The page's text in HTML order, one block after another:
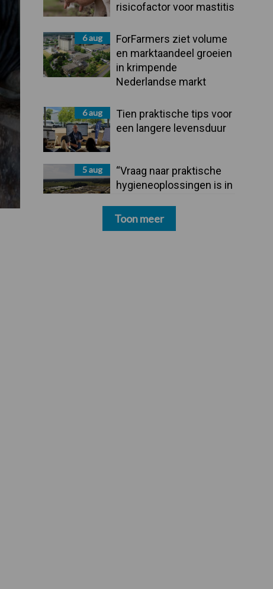
risicofactor voor mastitis
6 aug
ForFarmers ziet volume
en marktaandeel groeien
in krimpende
Nederlandse markt
6 aug
Tien praktische tips voor
een langere levensduur
5 aug
“Vraag naar praktische
hygieneoplossingen is in
Toon meer